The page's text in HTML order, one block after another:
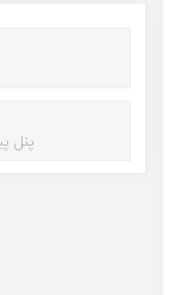
پنل پیامکی